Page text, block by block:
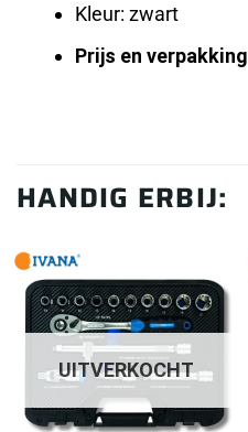
Kleur: zwart
Prijs en verpakking
HANDIG ERBIJ:
UITVERKOCHT